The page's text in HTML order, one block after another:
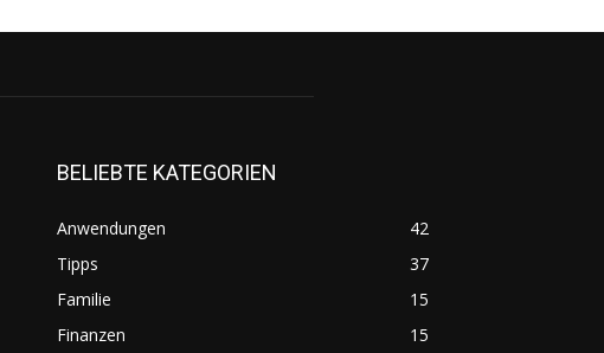
BELIEBTE KATEGORIEN
Anwendungen
42
Tipps
37
Familie
15
Finanzen
15